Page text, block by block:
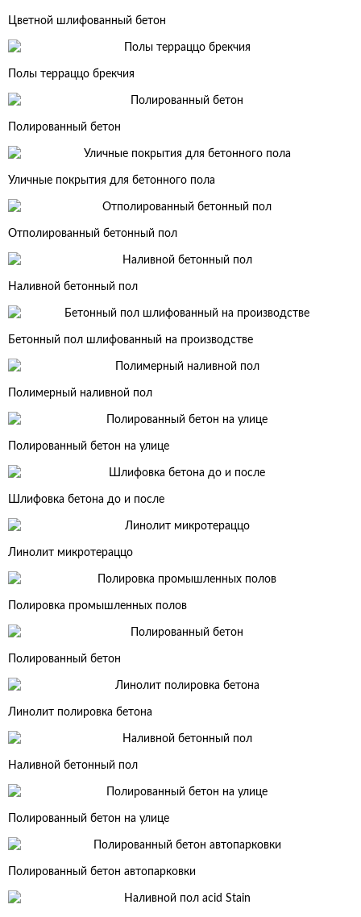
Цветной шлифованный бетон
Полы терраццо брекчия
Полированный бетон
Уличные покрытия для бетонного пола
Отполированный бетонный пол
Наливной бетонный пол
Бетонный пол шлифованный на производстве
Полимерный наливной пол
Полированный бетон на улице
Шлифовка бетона до и после
Линолит микротераццо
Полировка промышленных полов
Полированный бетон
Линолит полировка бетона
Наливной бетонный пол
Полированный бетон на улице
Полированный бетон автопарковки